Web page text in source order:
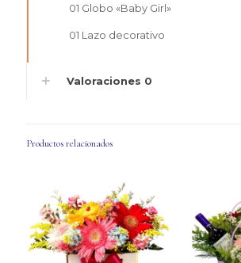
01 Globo «Baby Girl»
01 Lazo decorativo
Valoraciones 0
Productos relacionados